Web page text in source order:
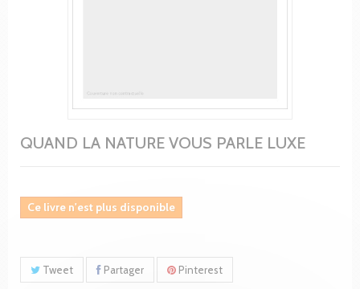
QUAND LA NATURE VOUS PARLE LUXE
Ce livre n'est plus disponible
Tweet Partager Pinterest